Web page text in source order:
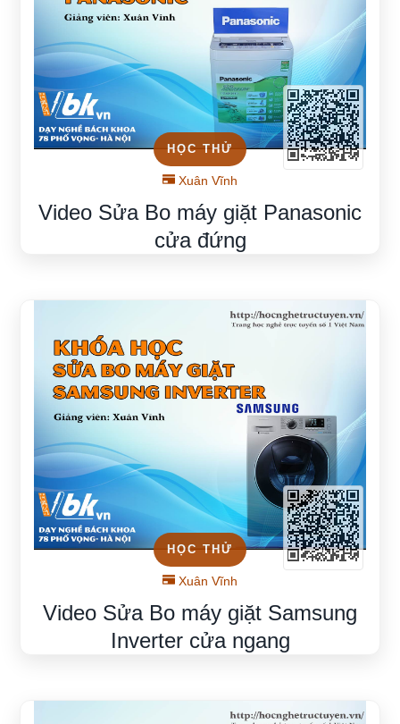
HỌC THỬ
Xuân Vĩnh
Video Sửa Bo máy giặt Panasonic
cửa đứng
HỌC THỬ
Xuân Vĩnh
Video Sửa Bo máy giặt Samsung
Inverter cửa ngang